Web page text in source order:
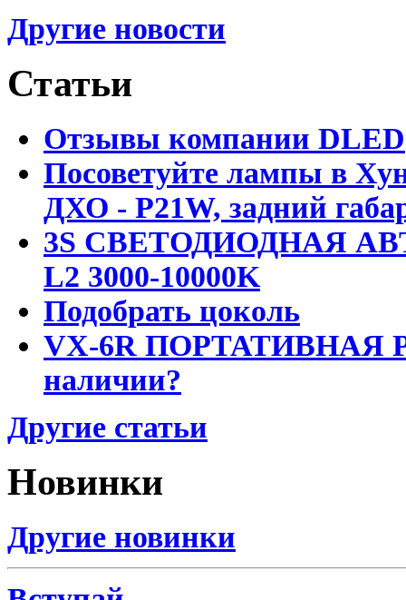
Другие новости
Статьи
Отзывы компании DLED
Посоветуйте лампы в
ДХО - P21W, задний
3S СВЕТОДИОДНАЯ
L2 3000-10000K
Подобрать цоколь
VX-6R ПОРТАТИВНАЯ
наличии?
Другие статьи
Новинки
Другие новинки